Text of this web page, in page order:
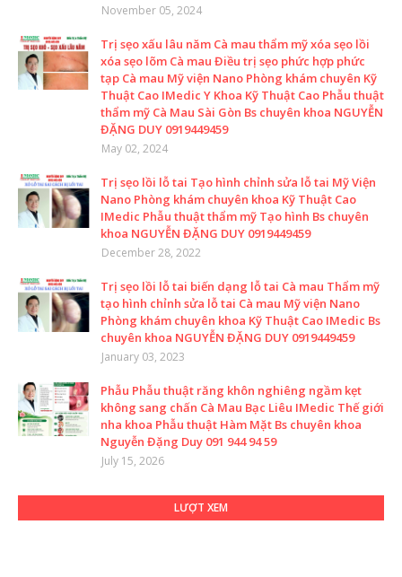
November 05, 2024
Trị sẹo xấu lâu năm Cà mau thẩm mỹ xóa sẹo lồi
xóa sẹo lõm Cà mau Điều trị sẹo phức hợp phức
tạp Cà mau Mỹ viện Nano Phòng khám chuyên Kỹ
Thuật Cao IMedic Y Khoa Kỹ Thuật Cao Phẫu thuật
thẩm mỹ Cà Mau Sài Gòn Bs chuyên khoa NGUYỄN
ĐẶNG DUY 0919449459
May 02, 2024
Trị sẹo lồi lỗ tai Tạo hình chỉnh sửa lỗ tai Mỹ Viện
Nano Phòng khám chuyên khoa Kỹ Thuật Cao
IMedic Phẫu thuật thẩm mỹ Tạo hình Bs chuyên
khoa NGUYỄN ĐẶNG DUY 0919449459
December 28, 2022
Trị sẹo lồi lỗ tai biến dạng lỗ tai Cà mau Thẩm mỹ
tạo hình chỉnh sửa lỗ tai Cà mau Mỹ viện Nano
Phòng khám chuyên khoa Kỹ Thuật Cao IMedic Bs
chuyên khoa NGUYỄN ĐẶNG DUY 0919449459
January 03, 2023
Phẫu Phẫu thuật răng khôn nghiêng ngầm kẹt
không sang chấn Cà Mau Bạc Liêu IMedic Thế giới
nha khoa Phẫu thuật Hàm Mặt Bs chuyên khoa
Nguyễn Đặng Duy 091 944 94 59
July 15, 2026
LƯỢT XEM